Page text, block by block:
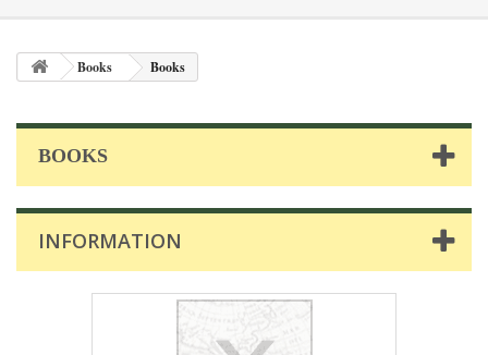
Books Books
BOOKS
INFORMATION